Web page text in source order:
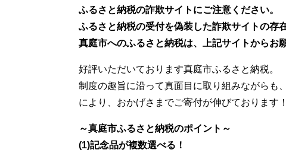
ふるさと納税の詐欺サイトにご注意ください。
ふるさと納税の受付を偽装した詐欺サイトの存
真庭市へのふるさと納税は、上記サイトからお
好評いただいております真庭市ふるさと納税。
制度の趣旨に沿って真面目に取り組みながらも
により、おかげさまでご寄付が伸びております！
～真庭市ふるさと納税のポイント～
(1)記念品が複数選べる！